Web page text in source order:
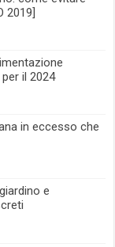
2019]
il 2024
in eccesso che
e